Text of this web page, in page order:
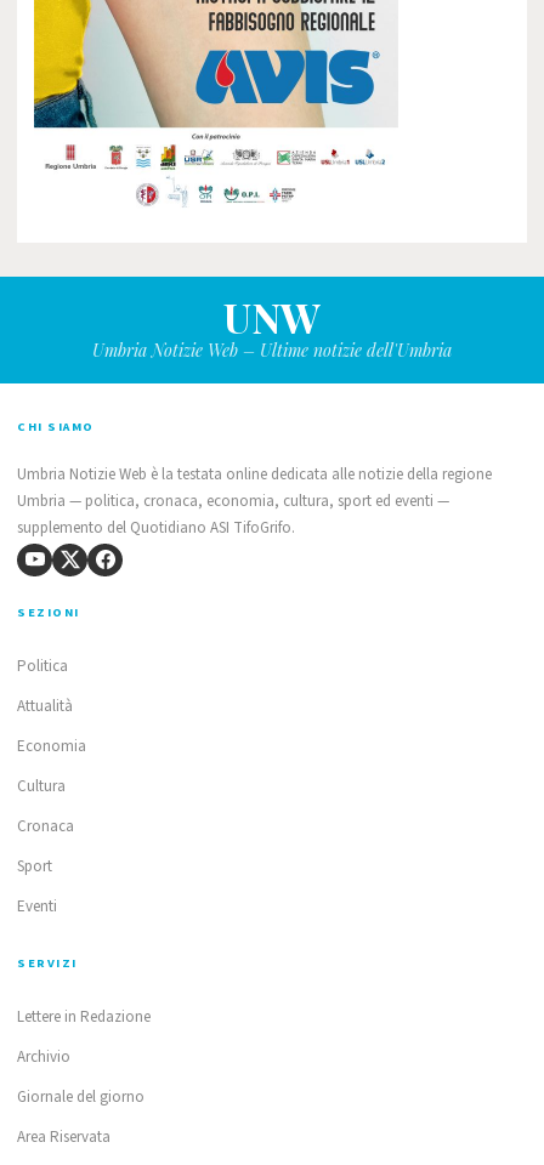
UNW
Umbria Notizie Web – Ultime notizie dell'Umbria
CHI SIAMO
Umbria Notizie Web è la testata online dedicata alle notizie della regione
Umbria — politica, cronaca, economia, cultura, sport ed eventi —
supplemento del Quotidiano ASI TifoGrifo.
SEZIONI
Politica
Attualità
Economia
Cultura
Cronaca
Sport
Eventi
SERVIZI
Lettere in Redazione
Archivio
Giornale del giorno
Area Riservata